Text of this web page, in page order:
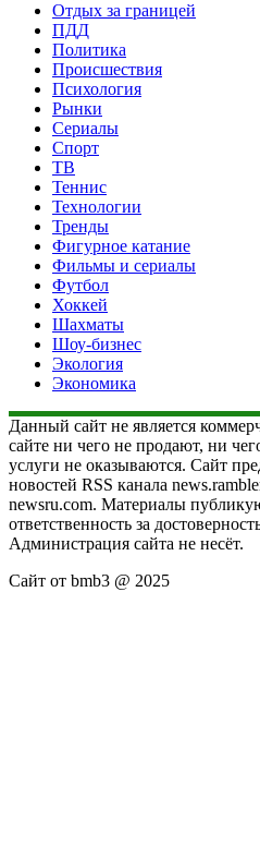
Отдых за границей
ПДД
Политика
Происшествия
Психология
Рынки
Сериалы
Спорт
ТВ
Теннис
Технологии
Тренды
Фигурное катание
Фильмы и сериалы
Футбол
Хоккей
Шахматы
Шоу-бизнес
Экология
Экономика
Данный сайт не является
сайте ни чего не продают, ни
услуги не оказываются. Сайт
новостей RSS канала
newsru.com. Материалы
ответственность за
Администрация сайта не несёт.
Сайт от bmb3 @ 2025